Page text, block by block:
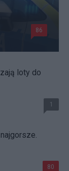
86
loty do
1
80